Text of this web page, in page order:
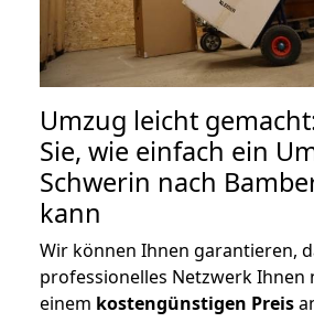
Umzug leicht
Sie, wie einfach ein
Schwerin nach
kann
Wir können Ihnen garantieren,
professionelles Netzwerk Ihnen
einem kostengünstigen Preis